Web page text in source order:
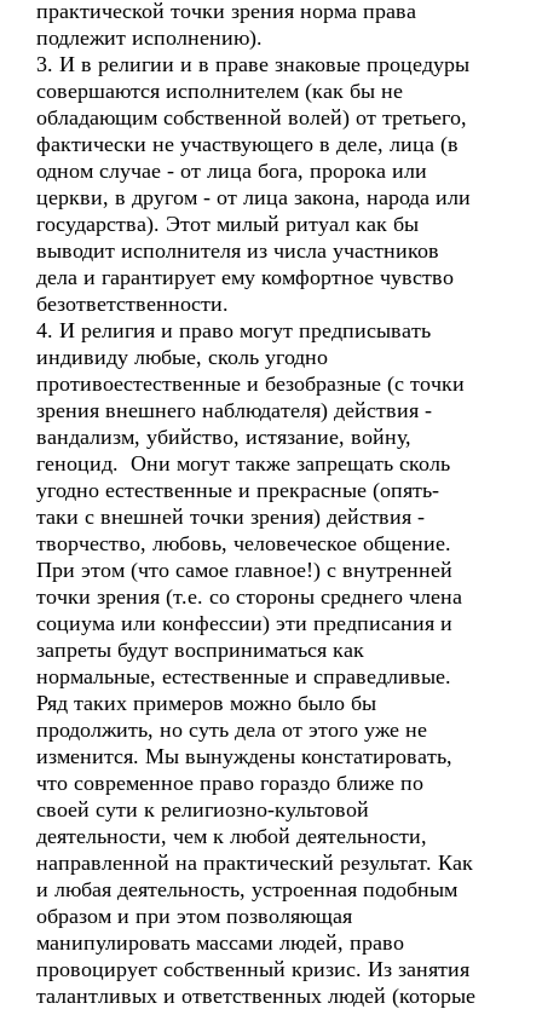
практической точки зрения норма права
подлежит исполнению).
3. И в религии и в праве знаковые процедуры
совершаются исполнителем (как бы не
обладающим собственной волей) от третьего,
фактически не участвующего в деле, лица (в
одном случае - от лица бога, пророка или
церкви, в другом - от лица закона, народа или
государства). Этот милый ритуал как бы
выводит исполнителя из числа участников
дела и гарантирует ему комфортное чувство
безответственности.
4. И религия и право могут предписывать
индивиду любые, сколь угодно
противоестественные и безобразные (с точки
зрения внешнего наблюдателя) действия -
вандализм, убийство, истязание, войну,
геноцид. Они могут также запрещать сколь
угодно естественные и прекрасные (опять-
таки с внешней точки зрения) действия -
творчество, любовь, человеческое общение.
При этом (что самое главное!) с внутренней
точки зрения (т.е. со стороны среднего члена
социума или конфессии) эти предписания и
запреты будут восприниматься как
нормальные, естественные и справедливые.
Ряд таких примеров можно было бы
продолжить, но суть дела от этого уже не
изменится. Мы вынуждены констатировать,
что современное право гораздо ближе по
своей сути к религиозно-культовой
деятельности, чем к любой деятельности,
направленной на практический результат. Как
и любая деятельность, устроенная подобным
образом и при этом позволяющая
манипулировать массами людей, право
провоцирует собственный кризис. Из занятия
талантливых и ответственных людей (которые